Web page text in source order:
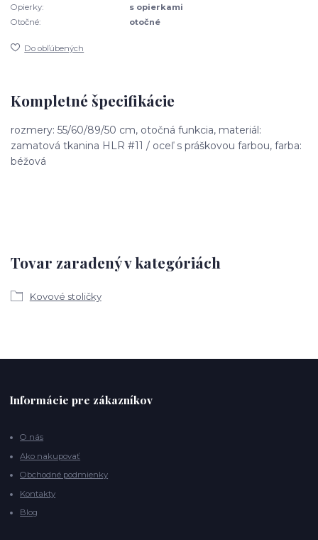
Opierky:
s opierkami
Otočné:
otočné
Do obľúbených
Kompletné špecifikácie
rozmery: 55/60/89/50 cm, otočná funkcia, materiál:
zamatová tkanina HLR #11 / oceľ s práškovou farbou, farba:
béžová
Tovar zaradený v kategóriách
Kovové stoličky
Informácie pre zákazníkov
O nás
Ako nakupovať
Obchodné podmienky
Kontakty
Blog